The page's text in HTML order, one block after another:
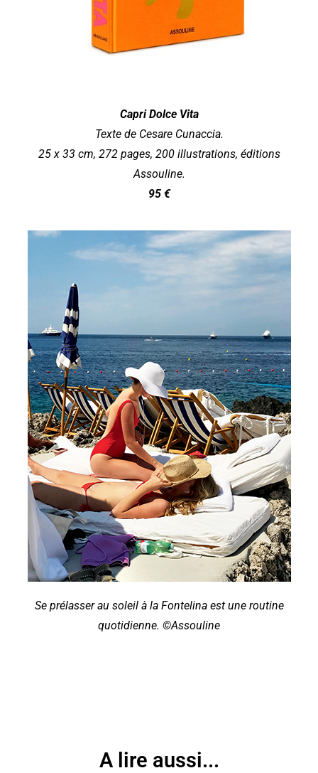
Capri Dolce Vita
Texte de Cesare Cunaccia.
25 x 33 cm, 272 pages, 200 illustrations, éditions
Assouline.
95 €
Se prélasser au soleil à la Fontelina est une routine
quotidienne. ©Assouline
A lire aussi...